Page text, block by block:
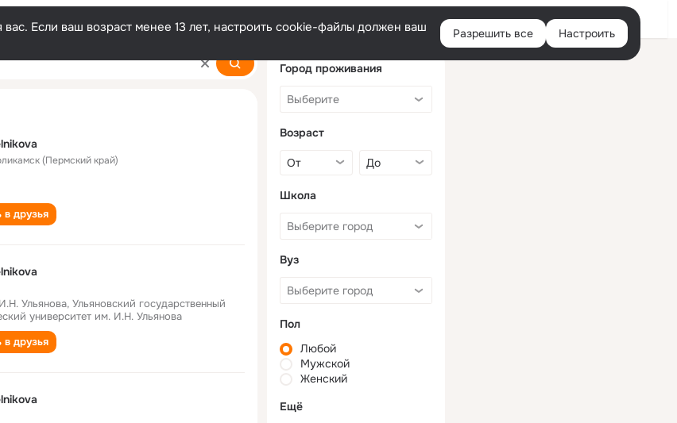
Войти
Если ваш возраст менее 13 лет, настроить cookie-файлы должен ваш
Разрешить все Настроить
(Пермский край)
в друзья
Ульянова, Ульяновский государственный
университет им. И.Н. Ульянова
в друзья
Город проживания
Возраст
Школа
Вуз
Пол
Любой
Мужской
Женский
Ещё